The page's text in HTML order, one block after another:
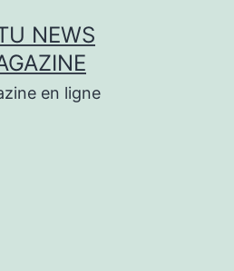
NEWS
en ligne